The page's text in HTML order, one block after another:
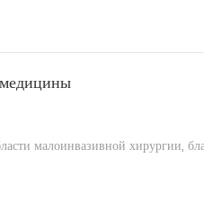
малоинвазивной хирургии,